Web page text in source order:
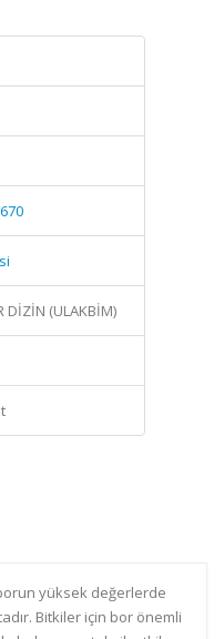
DİZİN (ULAKBİM)
yüksek değerlerde
Bitkiler için bor önemli